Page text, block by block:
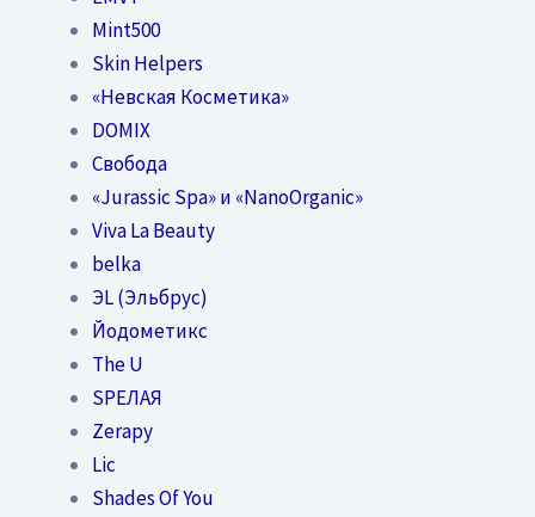
Mint500
Skin Helpers
«Невская Косметика»
DOMIX
Свобода
«Jurassic Spa» и «NanoOrganic»
Viva La Beauty
belka
ЭL (Эльбрус)
Йодометикс
The U
SPEЛАЯ
Zerapy
Lic
Shades Of You